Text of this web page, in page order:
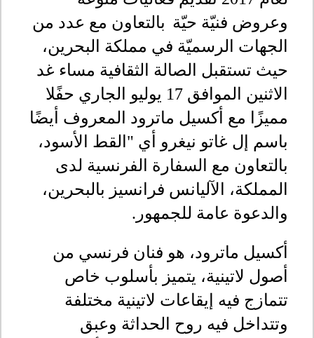
وعروض فنيّة حيّة بالتعاون مع عدد من
الجهات الرسميّة في مملكة البحرين،
حيث تستقبل الصالة الثقافية مساء غد
الاثنين الموافق 17 يوليو الجاري حفًلا
مميزًا مع أكسيل ماترود المعروف أيضًا
باسم إل غاتو نيغرو أي "القط الأسود،
بالتعاون مع السفارة الفرنسية لدى
المملكة، الآليانس فرانسيز بالبحرين،
والدعوة عامة للجمهور.
أكسيل ماترود، هو فنان فرنسي من
أصول لاتينية، يتميز بأسلوب خاص
تتمازج فيه إيقاعات لاتينية مختلفة
وتتداخل فيه روح الحداثة وعبق